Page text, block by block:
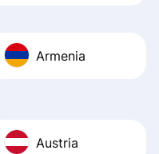
Armenia
Austria